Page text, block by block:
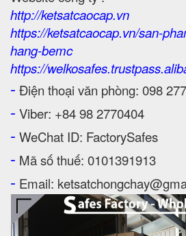
http://ketsatcaocap.vn
https://ketsatcaocap.vn/san-
hang-bemc
https://
- Điện thoại văn phòng: 098
- Viber: +84 98 2770404
- WeChat ID: FactorySafes
- Mã số thuế: 0101391913
- Email: